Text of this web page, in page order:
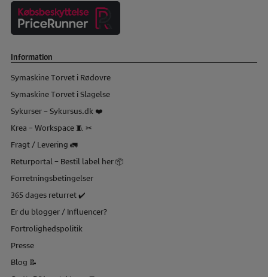
Information
Symaskine Torvet i Rødovre
Symaskine Torvet i Slagelse
Sykurser – Sykursus.dk ❤️
Krea – Workspace 🧵 ✂
Fragt / Levering 🚛
Returportal – Bestil label her 📦
Forretningsbetingelser
365 dages returret ✔️
Er du blogger / Influencer?
Fortrolighedspolitik
Presse
Blog 📝